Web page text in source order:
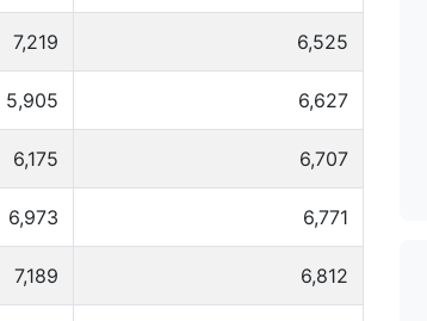
7,219 6,525
5,905 6,627
6,175 6,707
6,973 6,771
7,189 6,812